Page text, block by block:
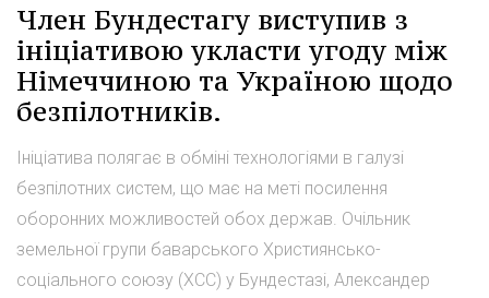
Член Бундестагу виступив з
ініціативою укласти угоду між
Німеччиною та Україною щодо
безпілотників.
Ініціатива полягає в обміні технологіями в галузі
безпілотних систем, що має на меті посилення
оборонних можливостей обох держав. Очільник
земельної групи баварського Християнсько-
соціального союзу (ХСС) у Бундестазі, Александер